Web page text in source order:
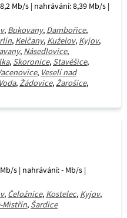
Mb/s | nahrávání: 8,39 Mb/s |
, Bukovany, Dambořice,
, Kelčany, Kuželov, Kyjov,
, Násedlovice,
, Skoronice, Stavěšice,
, Veselí nad
,Žádovice,Žarošice,
s | nahrávání: - Mb/s |
, Čeložnice, Kostelec, Kyjov,
Mistřín, Šardice